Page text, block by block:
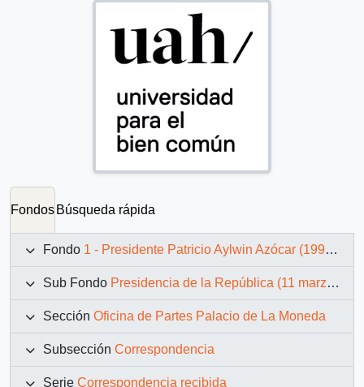
Fondos Búsqueda rápida
Fondo 1 - Presidente Patricio Aylwin Azócar (1990-1994)
Sub Fondo Presidencia de la República (11 marzo 1990 – 11 marzo 1994)
Sección Oficina de Partes Palacio de La Moneda
Subsección Correspondencia
Serie Correspondencia recibida